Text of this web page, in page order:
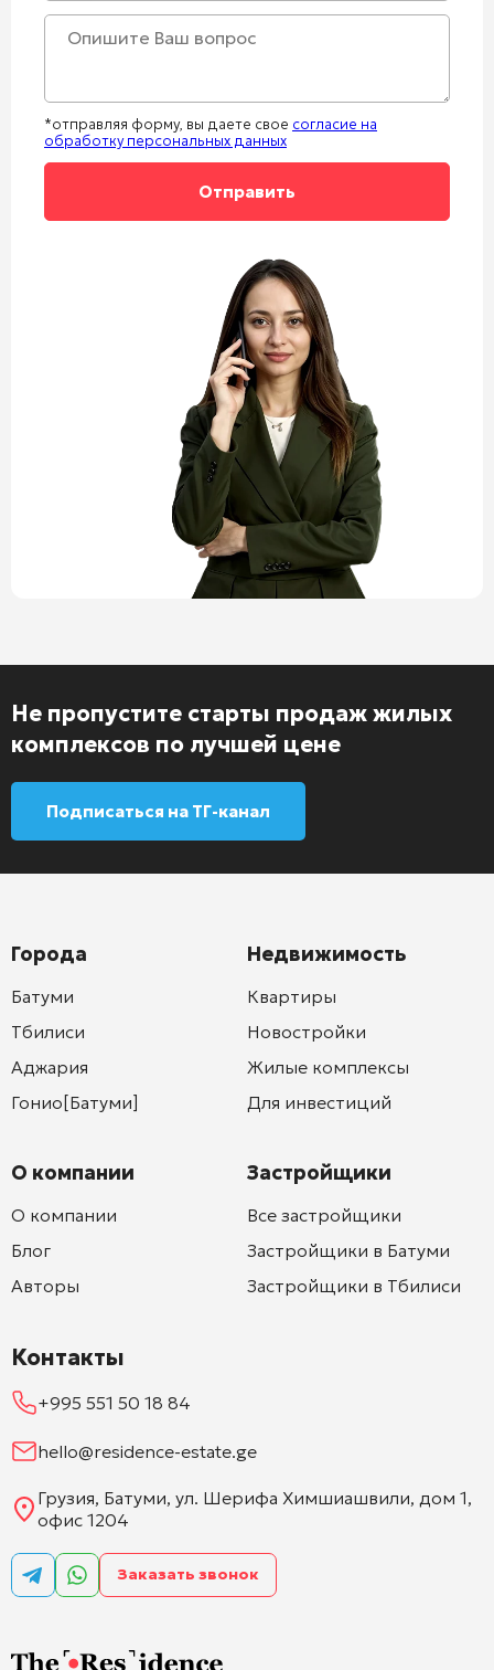
*отправляя форму, вы даете свое согласие на
обработку персональных данных
Не пропустите старты продаж жилых
комплексов по лучшей цене
Подписаться на ТГ-канал
Города
Батуми
Тбилиси
Аджария
Гонио[Батуми]
О компании
О компании
Блог
Авторы
Недвижимость
Квартиры
Новостройки
Жилые комплексы
Для инвестиций
Застройщики
Все застройщики
Застройщики в Батуми
Застройщики в Тбилиси
Контакты
+995 551 50 18 84
hello@residence-estate.ge
Грузия, Батуми, ул. Шерифа Химшиашвили, дом 1,
офис 1204
Заказать звонок